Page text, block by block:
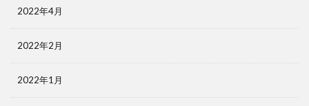
2022年4月
2022年2月
2022年1月